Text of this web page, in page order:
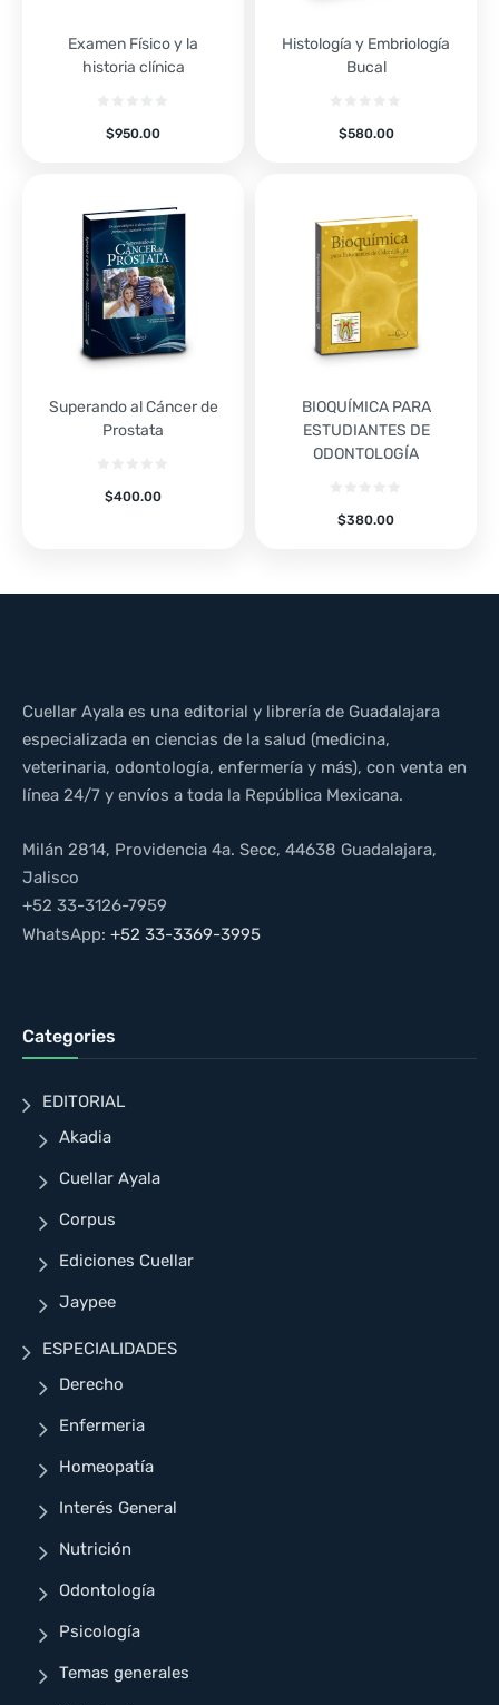
Examen Físico y la
historia clínica
$950.00
Histología y Embriología
Bucal
$580.00
Superando al Cáncer de
Prostata
$400.00
BIOQUÍMICA PARA
ESTUDIANTES DE
ODONTOLOGÍA
$380.00
Cuellar Ayala es una editorial y librería de Guadalajara
especializada en ciencias de la salud (medicina,
veterinaria, odontología, enfermería y más), con venta en
línea 24/7 y envíos a toda la República Mexicana.
Milán 2814, Providencia 4a. Secc, 44638 Guadalajara,
Jalisco
+52 33-3126-7959
WhatsApp: +52 33-3369-3995
Categories
EDITORIAL
Akadia
Cuellar Ayala
Corpus
Ediciones Cuellar
Jaypee
ESPECIALIDADES
Derecho
Enfermeria
Homeopatía
Interés General
Nutrición
Odontología
Psicología
Temas generales